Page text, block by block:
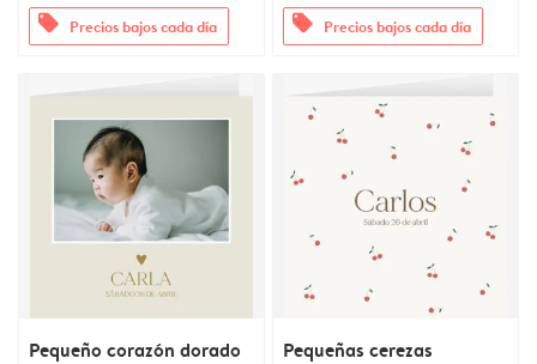
offers Precios bajos cada día offers Precios bajos cada día
Pequeño corazón dorado Pequeñas cerezas